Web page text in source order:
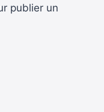
publier un